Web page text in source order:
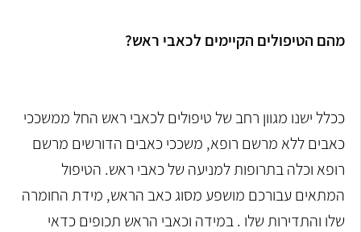
מהם הטיפולים הקיימים לכאבי ראש?
ככלל ישנו מגוון רחב של טיפולים לכאבי ראש החל ממשככי
כאבים ללא מרשם רופא, משככי כאבים הדורשים מרשם
רופא וכלה בתרופות למניעה של כאבי ראש. הטיפול
המתאים עבורכם מושפע מסוג כאב הראש, מידת החומרה
שלו והתדירות שלו . במידה וכאבי הראש תכופים כדאי